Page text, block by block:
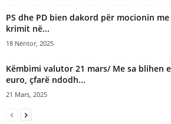
PS dhe PD bien dakord për mocionin
krimit në...
18 Nëntor, 2025
Këmbimi valutor 21 mars/ Me sa blihen
euro, çfarë ndodh...
21 Mars, 2025